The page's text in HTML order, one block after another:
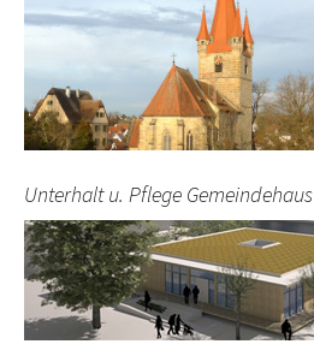
Unterhalt u. Pflege Gemeindehaus